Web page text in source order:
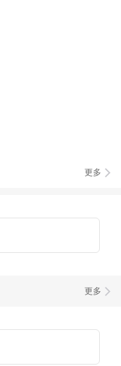
更多
更多